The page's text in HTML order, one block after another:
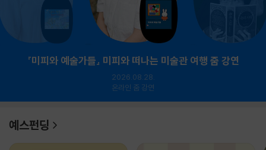
『미피와 예술가들』 미피와 떠나는 미술관 여행 줌 강연
2026.08.28.
온라인 줌 강연
예스펀딩